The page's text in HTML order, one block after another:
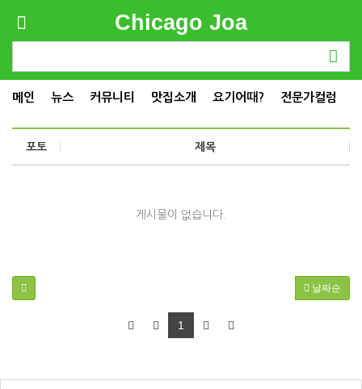
Chicago Joa
메인 뉴스 커뮤니티 맛집소개 요기어때? 전문가컬럼
포토 제목
게시물이 없습니다.
날짜순
1